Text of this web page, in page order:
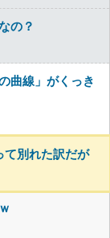
の？
曲線」がくっき
て別れた訳だが